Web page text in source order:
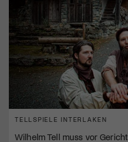
TELLSPIELE INTERLAKEN
Wilhelm Tell muss vor Gericht